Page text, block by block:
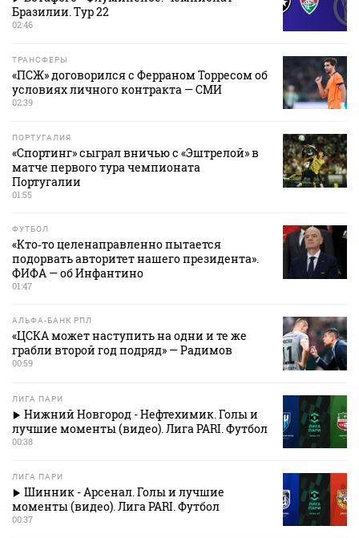
Бразилии. Тур 22
02:46
ТРАНСФЕРЫ
«ПСЖ» договорился с Ферраном Торресом об
условиях личного контракта — СМИ
02:39
ПОРТУГАЛИЯ
«Спортинг» сыграл вничью с «Эштрелой» в
матче первого тура чемпионата
Португалии
01:55
ФУТБОЛ
«Кто‑то целенаправленно пытается
подорвать авторитет нашего президента».
ФИФА — об Инфантино
01:47
АЛЬФА-БАНК РПЛ
«ЦСКА может наступить на одни и те же
грабли второй год подряд» — Радимов
00:59
ЛИГА ПАРИ
Нижний Новгород - Нефтехимик. Голы и
лучшие моменты (видео). Лига PARI. Футбол
00:38
ЛИГА ПАРИ
Шинник - Арсенал. Голы и лучшие
моменты (видео). Лига PARI. Футбол
00:37